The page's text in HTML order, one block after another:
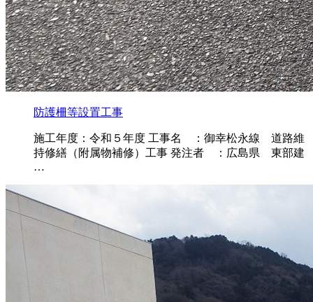
防護柵等設置工事
施工年度：令和５年度 工事名 ：御幸松永線 道路維
持修繕（附属物補修）工事 発注者 ：広島県 東部建
…